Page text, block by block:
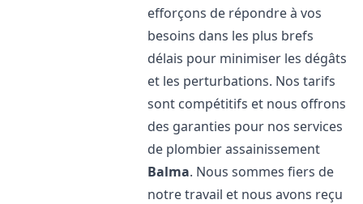
efforçons de répondre à vos
besoins dans les plus brefs
délais pour minimiser les dégâts
et les perturbations. Nos tarifs
sont compétitifs et nous offrons
des garanties pour nos services
de plombier assainissement
Balma. Nous sommes fiers de
notre travail et nous avons reçu